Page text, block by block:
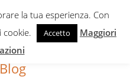
la tua esperienza. Con
cookie.
Accetto
Maggiori